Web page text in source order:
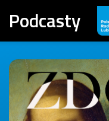
Podcasty